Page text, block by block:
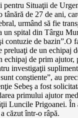
pentru Situaţii de
tânără de 27 de ani,
urmând să fie
spital din Târgu
contuzie de bazin”.O
preluaţi de un echipaj
echipaj de prim ajutor,
investigaţii
conştiente”, au
Sebeş a fost
primului ajutor
Luncile Prigoanei. În
căzut într-o râpă.